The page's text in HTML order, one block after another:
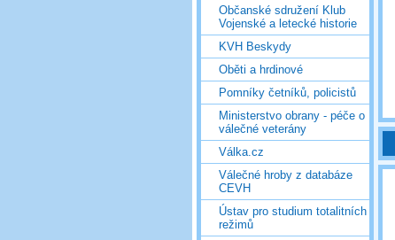
Občanské sdružení Klub
Vojenské a letecké historie
KVH Beskydy
Oběti a hrdinové
Pomníky četníků, policistů
Ministerstvo obrany - péče o
válečné veterány
Válka.cz
Válečné hroby z databáze
CEVH
Ústav pro studium totalitních
režimů